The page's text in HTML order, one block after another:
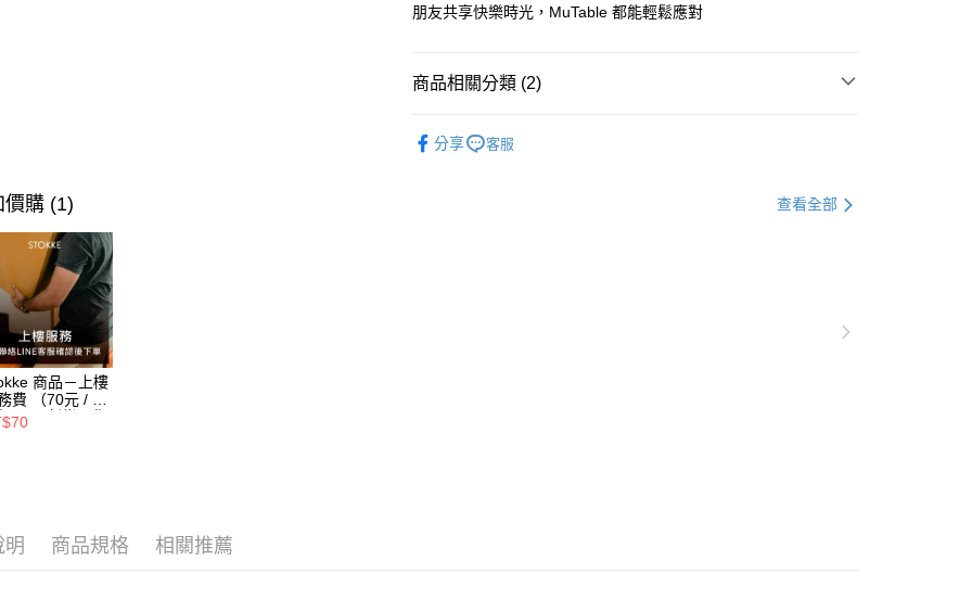
朋友共享快樂時光，MuTable 都能輕鬆應對
商品相關分類 (2)
桌椅 / 配件
分享 客服
價購 (1) 查看全部
商品－上樓
費 （70元 / 每
層，建議選購
絡客服確認總
明 商品規格 相關推薦